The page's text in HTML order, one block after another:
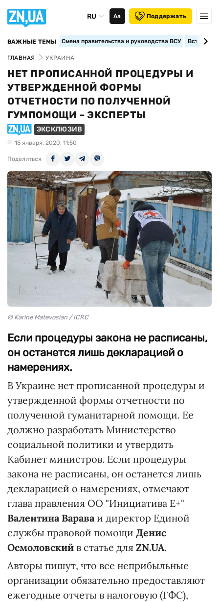
RU Аа Поддержать
ВАЖНЫЕ ТЕМЫ Смена правительства и руководства ВСУ
ГЛАВНАЯ УКРАИНА
НЕТ ПРОПИСАННОЙ ПРОЦЕДУРЫ И
УТВЕРЖДЕННОЙ ФОРМЫ
ОТЧЕТНОСТИ ПО ПОЛУЧЕННОЙ
ГУМПОМОЩИ – ЭКСПЕРТЫ
ЭКСКЛЮЗИВ
15 января, 2020, 11:50
Поделиться
© Karine Matevosian / ICRC
Если процедуры закона не расписаны,
он останется лишь декларацией о
намерениях.
В Украине нет прописанной процедуры и
утвержденной формы отчетности по
полученной гуманитарной помощи. Ее
должно разработать Министерство
социальной политики и утвердить
Кабинет министров. Если процедуры
закона не расписаны, он останется лишь
декларацией о намерениях, отмечают
глава правления ОО "Инициатива Е+"
Валентина Вараваи директор Единой
службы правовой помощи Денис
Осмоловский в статье для ZN.UA.
Авторы пишут, что все неприбыльные
организации обязательно предоставляют
ежегодные отчеты в налоговую (ГФС),